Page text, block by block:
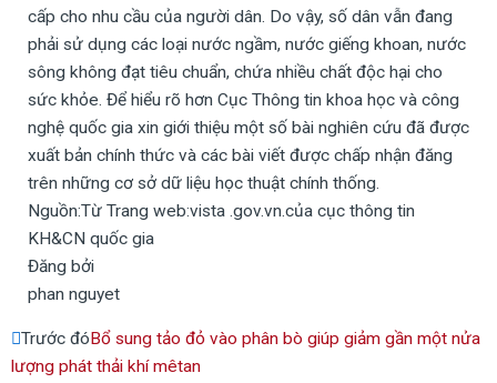
cấp cho nhu cầu của người dân. Do vậy, số dân vẫn đang
phải sử dụng các loại nước ngầm, nước giếng khoan, nước
sông không đạt tiêu chuẩn, chứa nhiều chất độc hại cho
sức khỏe. Để hiểu rõ hơn Cục Thông tin khoa học và công
nghệ quốc gia xin giới thiệu một số bài nghiên cứu đã được
xuất bản chính thức và các bài viết được chấp nhận đăng
trên những cơ sở dữ liệu học thuật chính thống.
Nguồn:Từ Trang web:vista .gov.vn.của cục thông tin
KH&CN quốc gia
Đăng bởi
phan nguyet
Prev
Trước đóBổ sung tảo đỏ vào phân bò giúp giảm gần một nửa
lượng phát thải khí mêtan
Next